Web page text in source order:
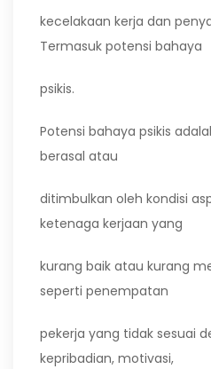
kecelakaan kerja dan
Termasuk potensi bahaya
psikis.
Potensi bahaya psikis
berasal atau
ditimbulkan oleh kondisi
ketenaga kerjaan yang
kurang baik atau kurang
seperti penempatan
pekerja yang tidak sesuai
kepribadian, motivasi,